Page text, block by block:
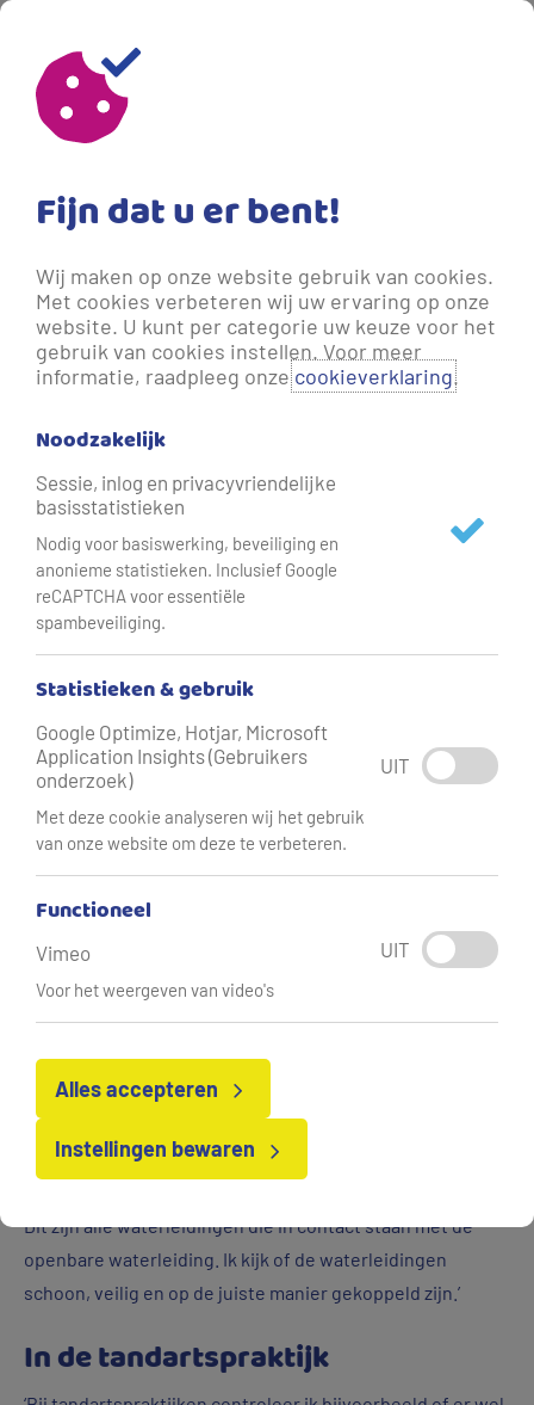
30-09-2024 13:01
buren uit de kraan kunnen komen’
supermarkt. Vitens komt er over de vloer om de
drinkwaterinstallaties te controleren. ‘Dat wij dat als
Vitens ook doen, weet lang niet iedereen’, vertelt Kaj de
Jong, die nu twee jaar als controleur
jaar als monteur. ‘Deze controles zijn belangrijk om ervoor
te zorgen dat er geen viezigheid in de openbare
waterleidingen terecht kan komen.’
Vitens heeft 25 controleurs drinkwaterinstallaties in
dienst. Samen doen ze jaarlijks maar liefst 13.000
bedrijfsbezoeken. ‘Daarvan neem ik er zo’n 600 per jaar
voor mijn rekening, voornamelijk in de regio Friesland’,
vertelt Kaj. ‘Tijdens die bezoeken loop ik samen met
Dit zijn alle waterleidingen die in contact staan met de
openbare waterleiding. Ik kijk of de waterleidingen
schoon, veilig en op de juiste manier gekoppeld zijn.’
In de tandartspraktijk
Fijn dat u er bent!
Wij maken op onze website gebruik van cookies.
Met cookies verbeteren wij uw ervaring op onze
website. U kunt per categorie uw keuze voor het
gebruik van cookies instellen. Voor meer
informatie, raadpleeg onzecookieverklaring.
Noodzakelijk
Sessie, inlog en privacyvriendelijke
basisstatistieken
Nodig voor basiswerking, beveiliging en
anonieme statistieken. Inclusief Google
reCAPTCHA voor essentiële
spambeveiliging.
Statistieken & gebruik
Google Optimize, Hotjar, Microsoft
Application Insights (Gebruikers
onderzoek)
Met deze cookie analyseren wij het gebruik
van onze website om deze te verbeteren.
UIT
Functioneel
Vimeo
Voor het weergeven van video's
UIT
Alles accepteren
Instellingen bewaren